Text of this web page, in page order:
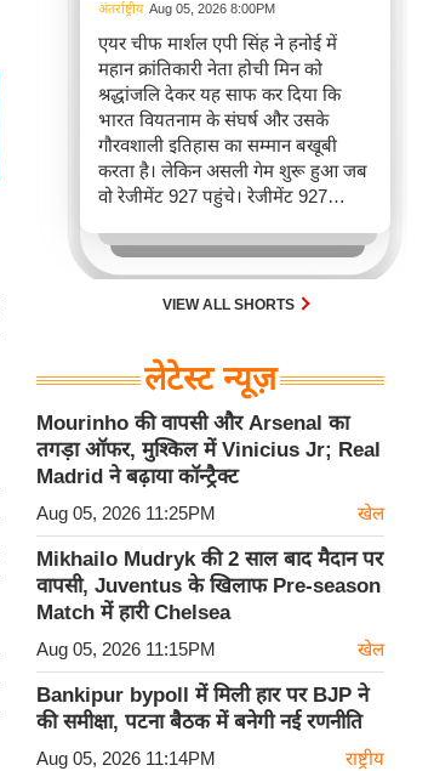
अंतर्राष्ट्रीय Aug 05, 2026 8:00PM
एयर चीफ मार्शल एपी सिंह ने हनोई में
महान क्रांतिकारी नेता होची मिन को
श्रद्धांजलि देकर यह साफ कर दिया कि
भारत वियतनाम के संघर्ष और उसके
गौरवशाली इतिहास का सम्मान बखूबी
करता है। लेकिन असली गेम शुरू हुआ जब
वो रेजीमेंट 927 पहुंचे। रेजीमेंट 927
एयर चीफ ने सीधे वियतनामी फाइटर
पायलट से बातचीत की। वियतनाम भी सुई
30 एम के भी उड़ाता है और भारत के पास
VIEW ALL SHORTS
लेटेस्ट न्यूज़
Mourinho की वापसी और Arsenal का
तगड़ा ऑफर, मुश्किल में Vinicius Jr; Real
Madrid ने बढ़ाया कॉन्ट्रैक्ट
Aug 05, 2026 11:25PM खेल
Mikhailo Mudryk की 2 साल बाद मैदान पर
वापसी, Juventus के खिलाफ Pre-season
Match में हारी Chelsea
Aug 05, 2026 11:15PM खेल
Bankipur bypoll में मिली हार पर BJP ने
की समीक्षा, पटना बैठक में बनेगी नई रणनीति
Aug 05, 2026 11:14PM राष्ट्रीय